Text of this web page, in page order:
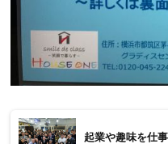
起業や趣味を仕